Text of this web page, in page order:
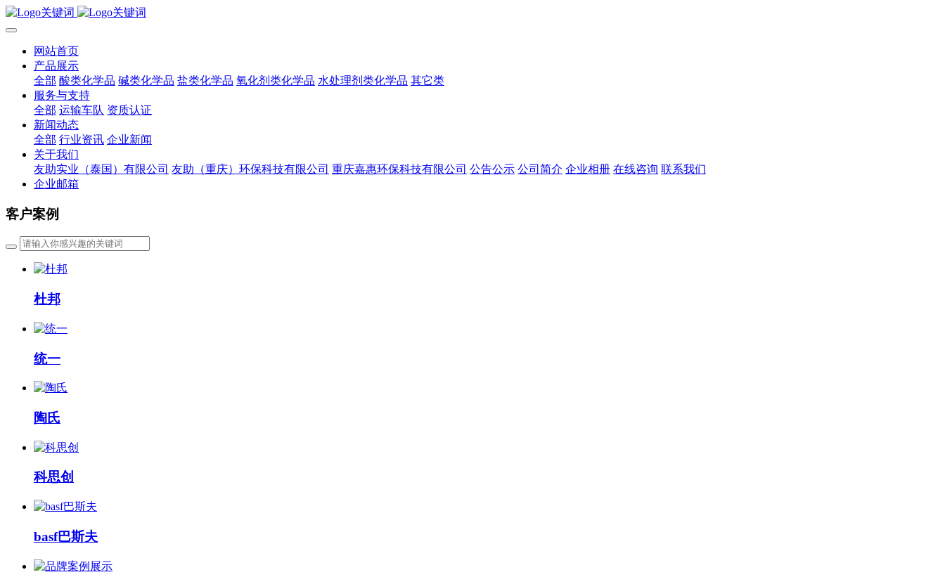
网站首页
产品展示
全部 酸类化学品 碱类化学品 盐类化学品 氧化剂类化学品 水处理剂类化学品 其它类
服务与支持
全部 运输车队 资质认证
新闻动态
全部 行业资讯 企业新闻
关于我们
友助实业（泰国）有限公司 友助（重庆）环保科技有限公司 重庆嘉惠环保科技有限公司 公告公示 公司简介 企业相册 在线咨询 联系我们
企业邮箱
客户案例
杜邦
统一
陶氏
科思创
basf巴斯夫